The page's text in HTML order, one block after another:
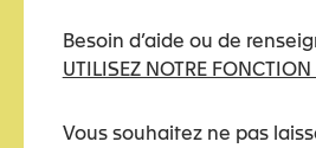
Besoin d’aide ou de
UTILISEZ NOTRE FONCTION
Vous souhaitez ne pas
LIENS UTILES
Comment naviguer sans laisser